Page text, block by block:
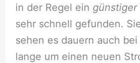
in der Regel ein günstiger
sehr schnell gefunden.
sehen es dauern auch
lange um einen neuen